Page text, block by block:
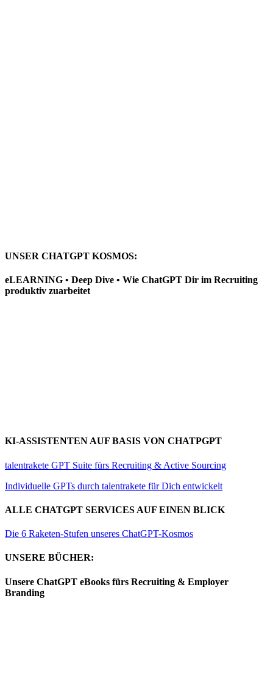
UNSER CHATGPT KOSMOS:
eLEARNING • Deep Dive • Wie ChatGPT Dir im Recruiting
produktiv zuarbeitet
KI-ASSISTENTEN AUF BASIS VON CHATPGPT
talentrakete GPT Suite fürs Recruiting & Active Sourcing
Individuelle GPTs durch talentrakete für Dich entwickelt
ALLE CHATGPT SERVICES AUF EINEN BLICK
Die 6 Raketen-Stufen unseres ChatGPT-Kosmos
UNSERE BÜCHER:
Unsere ChatGPT eBooks fürs Recruiting & Employer
Branding